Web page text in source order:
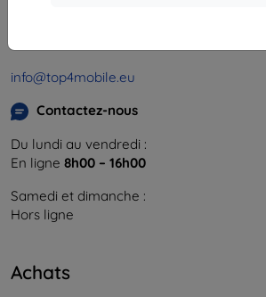
info@top4mobile.eu
Contactez-nous
Du lundi au vendredi :
En ligne 8h00 – 16h00
Samedi et dimanche :
Hors ligne
Achats